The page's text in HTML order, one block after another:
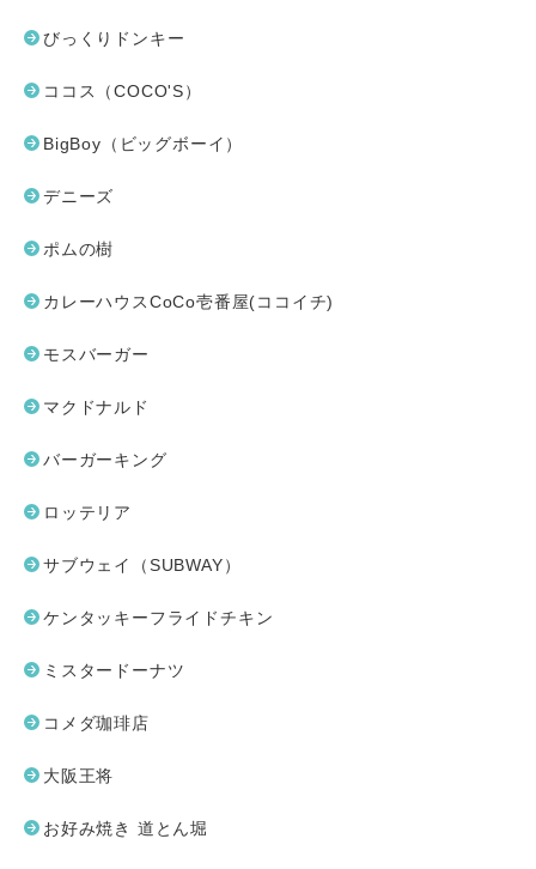
びっくりドンキー
ココス（COCO'S）
BigBoy（ビッグボーイ）
デニーズ
ポムの樹
カレーハウスCoCo壱番屋(ココイチ)
モスバーガー
マクドナルド
バーガーキング
ロッテリア
サブウェイ（SUBWAY）
ケンタッキーフライドチキン
ミスタードーナツ
コメダ珈琲店
大阪王将
お好み焼き 道とん堀